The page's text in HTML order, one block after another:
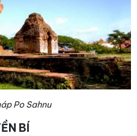
Po Sahnu
BÍ